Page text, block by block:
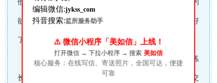
欲望和自己的意志，以遵行神的旨意为食物，那就更好
了。这就是保罗所书哦的“心里的割礼”。
照我看来，你好像还没有足够的内在经历，以操练
长时间不间断的默祷。我想你可以实行以开声和无声交
编辑微信:jykss_com
抖音搜索:监所服务助手
⚠️ 微信小程序「美如信」上线！
打开微信 → 下拉小程序 → 搜索 美如信
核心服务：在线写信、寄送照片，全国可达，便捷
可靠